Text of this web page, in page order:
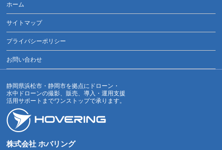
ホーム
サイトマップ
プライバシーポリシー
お問い合わせ
静岡県浜松市・静岡市を拠点にドローン・
水中ドローンの撮影、販売、導入・運用支援
活用サポートまでワンストップで承ります。
株式会社 ホバリング